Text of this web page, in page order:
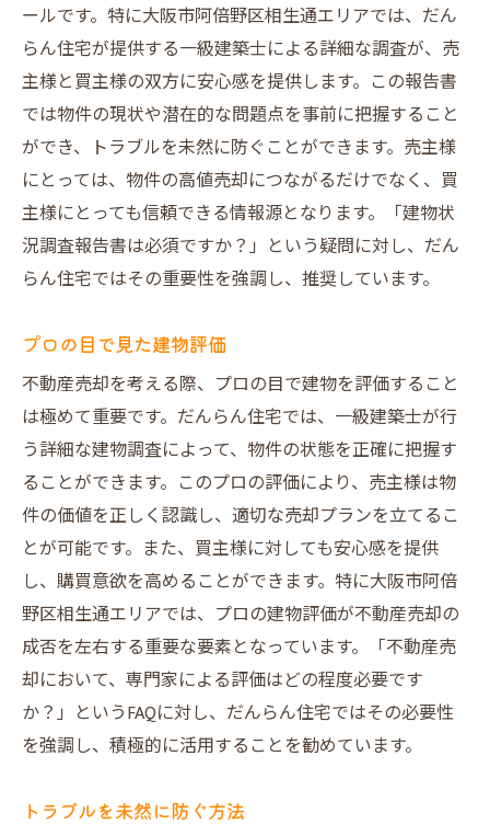
ールです。特に大阪市阿倍野区相生通エリアでは、だん
らん住宅が提供する一級建築士による詳細な調査が、売
主様と買主様の双方に安心感を提供します。この報告書
では物件の現状や潜在的な問題点を事前に把握すること
ができ、トラブルを未然に防ぐことができます。売主様
にとっては、物件の高値売却につながるだけでなく、買
主様にとっても信頼できる情報源となります。「建物状
況調査報告書は必須ですか？」という疑問に対し、だん
らん住宅ではその重要性を強調し、推奨しています。
プロの目で見た建物評価
不動産売却を考える際、プロの目で建物を評価すること
は極めて重要です。だんらん住宅では、一級建築士が行
う詳細な建物調査によって、物件の状態を正確に把握す
ることができます。このプロの評価により、売主様は物
件の価値を正しく認識し、適切な売却プランを立てるこ
とが可能です。また、買主様に対しても安心感を提供
し、購買意欲を高めることができます。特に大阪市阿倍
野区相生通エリアでは、プロの建物評価が不動産売却の
成否を左右する重要な要素となっています。「不動産売
却において、専門家による評価はどの程度必要です
か？」というFAQに対し、だんらん住宅ではその必要性
を強調し、積極的に活用することを勧めています。
トラブルを未然に防ぐ方法